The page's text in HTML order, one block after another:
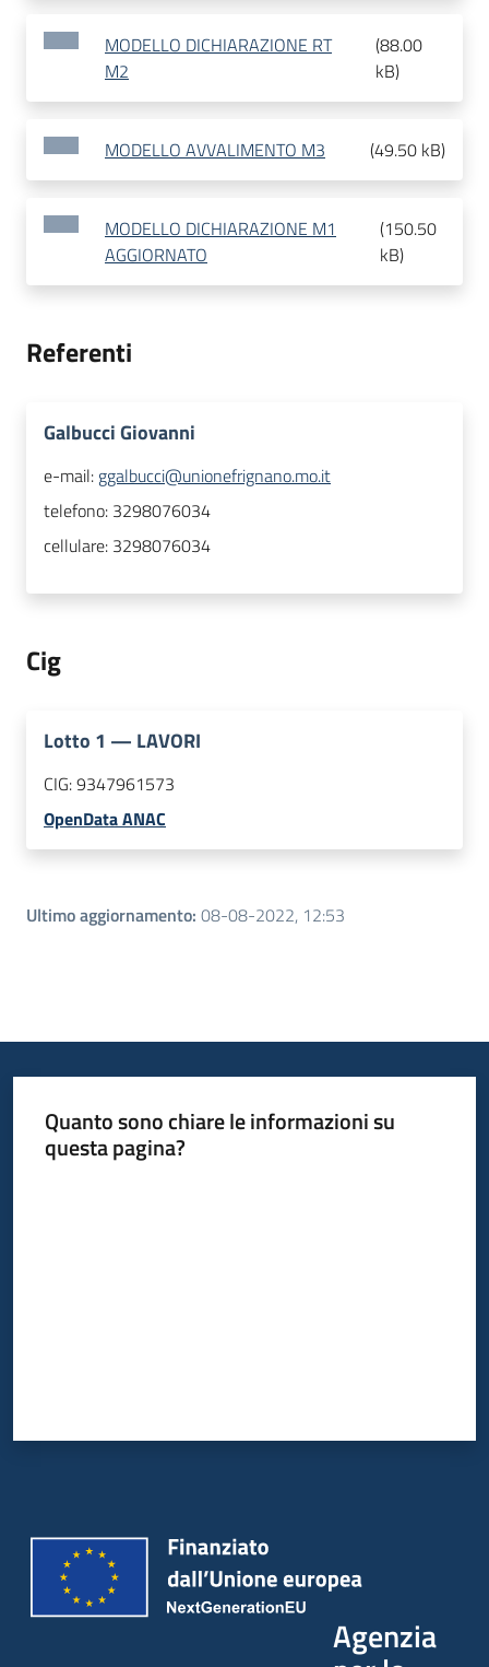
MODELLO DICHIARAZIONE RT
M2
(88.00
kB)
MODELLO AVVALIMENTO M3 (49.50 kB)
MODELLO DICHIARAZIONE M1
AGGIORNATO
(150.50
kB)
Referenti
Galbucci Giovanni
e-mail: ggalbucci@unionefrignano.mo.it
telefono: 3298076034
cellulare: 3298076034
Cig
Lotto 1 — LAVORI
CIG:9347961573
OpenData ANAC
Ultimo aggiornamento: 08-08-2022, 12:53
Quanto sono chiare le informazioni su
questa pagina?
Agenzia